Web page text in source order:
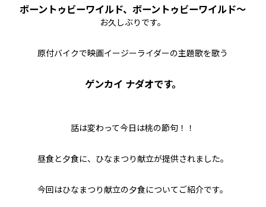
ボーントゥビーワイルド、ボーントゥビーワイルド～
お久しぶりです。
原付バイクで映画イージーライダーの主題歌を歌う
ゲンカイ ナダオです。
話は変わって今日は桃の節句！！
昼食と夕食に、ひなまつり献立が提供されました。
今回はひなまつり献立の夕食についてご紹介です。